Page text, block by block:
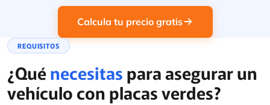
Calcula tu precio gratis
REQUISITOS
¿Quénecesitas para asegurar un
vehículo con placas verdes?